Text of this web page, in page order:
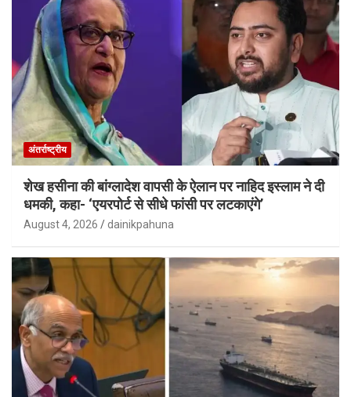
अंतर्राष्ट्रीय
शेख हसीना की बांग्लादेश वापसी के ऐलान पर नाहिद इस्लाम ने दी
धमकी, कहा- ‘एयरपोर्ट से सीधे फांसी पर लटकाएंगे’
August 4, 2026 dainikpahuna